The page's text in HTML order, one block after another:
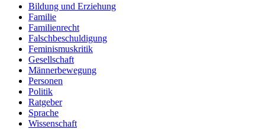
Bildung und Erziehung
Familie
Familienrecht
Falschbeschuldigung
Feminismuskritik
Gesellschaft
Männerbewegung
Personen
Politik
Ratgeber
Sprache
Wissenschaft